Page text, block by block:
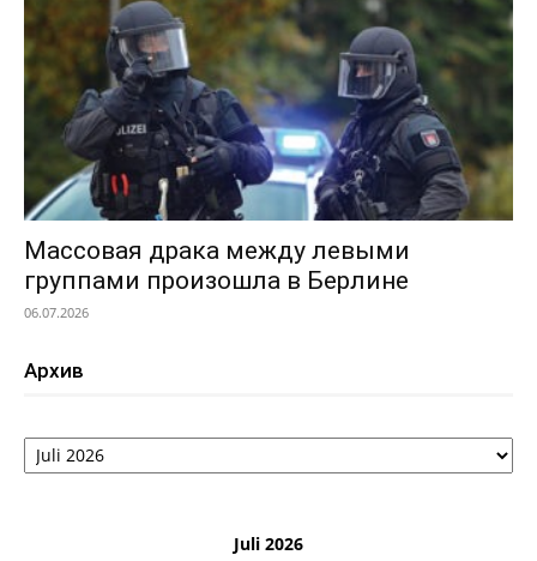
Массовая драка между левыми
группами произошла в Берлине
06.07.2026
Архив
Архив
Juli 2026